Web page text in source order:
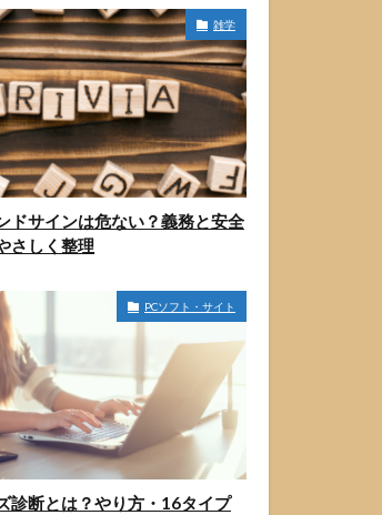
雑学
ドサインは危ない？義務と安全
さしく整理
PCソフト・サイト
診断とは？やり方・16タイプ